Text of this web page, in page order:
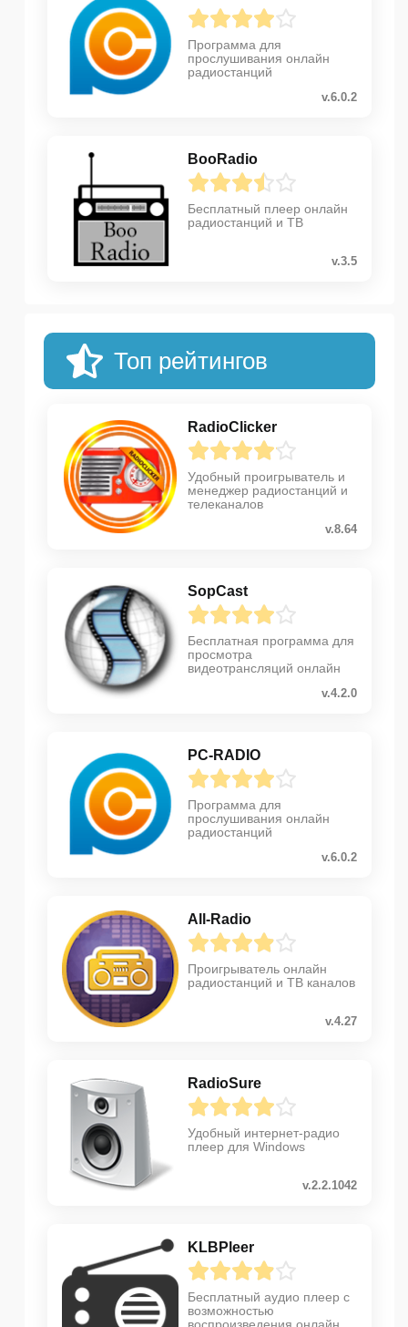
Программа для
прослушивания онлайн
радиостанций
v.6.0.2
BooRadio
Бесплатный плеер онлайн
радиостанций и ТВ
v.3.5
Топ рейтингов
RadioClicker
Удобный проигрыватель и
менеджер радиостанций и
телеканалов
v.8.64
SopCast
Бесплатная программа для
просмотра
видеотрансляций онлайн
v.4.2.0
PC-RADIO
Программа для
прослушивания онлайн
радиостанций
v.6.0.2
All-Radio
Проигрыватель онлайн
радиостанций и ТВ каналов
v.4.27
RadioSure
Удобный интернет-радио
плеер для Windows
v.2.2.1042
KLBPleer
Бесплатный аудио плеер с
возможностью